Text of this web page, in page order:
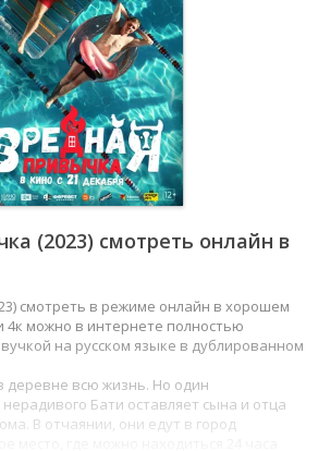
(2023) смотреть онлайн в
смотреть в режиме онлайн в хорошем
4к можно в интернете полностью
на русском языке в дублированном
деревне всю жизнь. Но один
Бати оставляет сына и отца
В отчаянии, они едут в город